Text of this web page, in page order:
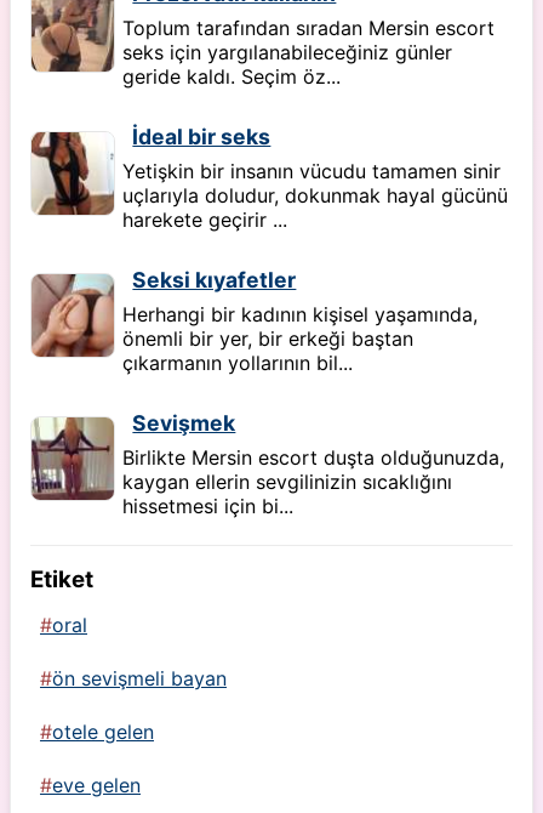
Toplum tarafından sıradan Mersin escort
seks için yargılanabileceğiniz günler
geride kaldı. Seçim öz...
İdeal bir seks
Yetişkin bir insanın vücudu tamamen sinir
uçlarıyla doludur, dokunmak hayal gücünü
harekete geçirir ...
Seksi kıyafetler
Herhangi bir kadının kişisel yaşamında,
önemli bir yer, bir erkeği baştan
çıkarmanın yollarının bil...
Sevişmek
Birlikte Mersin escort duşta olduğunuzda,
kaygan ellerin sevgilinizin sıcaklığını
hissetmesi için bi...
Etiket
oral
ön sevişmeli bayan
otele gelen
eve gelen